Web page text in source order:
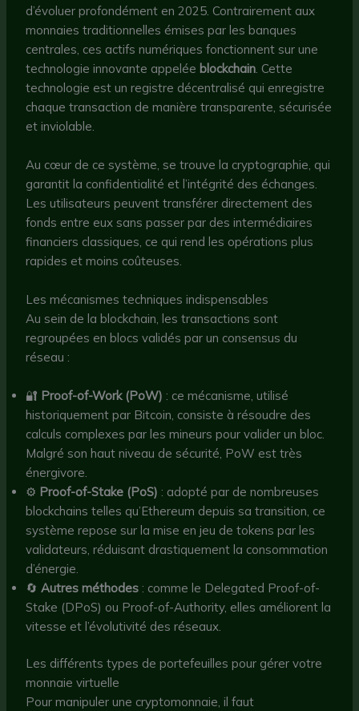
d’évoluer profondément en 2025. Contrairement aux
monnaies traditionnelles émises par les banques
centrales, ces actifs numériques fonctionnent sur une
technologie innovante appelée blockchain . Cette
technologie est un registre décentralisé qui enregistre
chaque transaction de manière transparente, sécurisée
et inviolable.
Au cœur de ce système, se trouve la cryptographie, qui
garantit la confidentialité et l’intégrité des échanges.
Les utilisateurs peuvent transférer directement des
fonds entre eux sans passer par des intermédiaires
financiers classiques, ce qui rend les opérations plus
rapides et moins coûteuses.
Les mécanismes techniques indispensables
Au sein de la blockchain, les transactions sont
regroupées en blocs validés par un consensus du
réseau :
🔐 Proof-of-Work (PoW) : ce mécanisme, utilisé
historiquement par Bitcoin, consiste à résoudre des
calculs complexes par les mineurs pour valider un bloc.
Malgré son haut niveau de sécurité, PoW est très
énergivore.
⚙️ Proof-of-Stake (PoS) : adopté par de nombreuses
blockchains telles qu’Ethereum depuis sa transition, ce
système repose sur la mise en jeu de tokens par les
validateurs, réduisant drastiquement la consommation
d’énergie.
🔄Autres méthodes : comme le Delegated Proof-of-
Stake (DPoS) ou Proof-of-Authority, elles améliorent la
vitesse et l’évolutivité des réseaux.
Les différents types de portefeuilles pour gérer votre
monnaie virtuelle
Pour manipuler une cryptomonnaie, il faut